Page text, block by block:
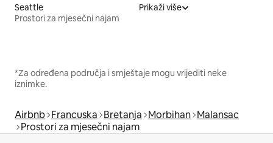
Seattle
Prostori za mjesečni najam
Prikaži više
*Za određena područja i smještaje mogu vrijediti neke
iznimke.
Airbnb Francuska Bretanja Morbihan Malansac
Prostori za mjesečni najam